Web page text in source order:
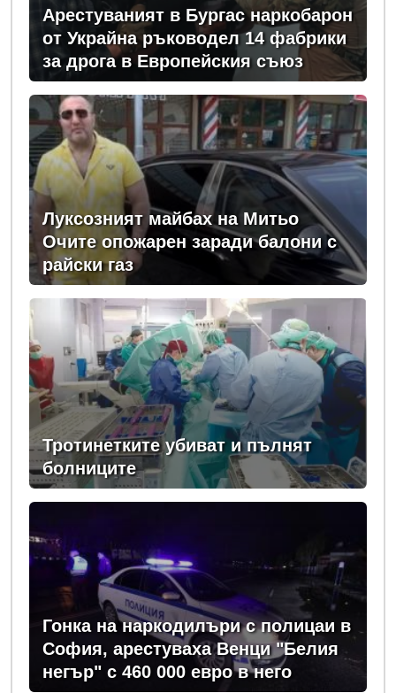
Арестуваният в Бургас наркобарон
от Украйна ръководел 14 фабрики
за дрога в Европейския съюз
Луксозният майбах на Митьо
Очите опожарен заради балони с
райски газ
Тротинетките убиват и пълнят
болниците
Гонка на наркодилъри с полицаи в
София, арестуваха Венци "Белия
негър" с 460 000 евро в него